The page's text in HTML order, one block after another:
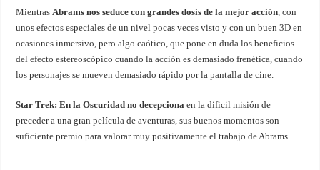
MientrasAbrams nos seduce con grandes dosis de la mejor acción, con
unos efectos especiales de un nivel pocas veces visto y con un buen 3D en
ocasiones inmersivo, pero algo caótico, que pone en duda los beneficios
del efecto estereoscópico cuando la acción es demasiado frenética, cuando
los personajes se mueven demasiado rápido por la pantalla de cine.
Star Trek: En la Oscuridad no decepciona en la dificil misión de
preceder a una gran película de aventuras, sus buenos momentos son
suficiente premio para valorar muy positivamente el trabajo de Abrams.